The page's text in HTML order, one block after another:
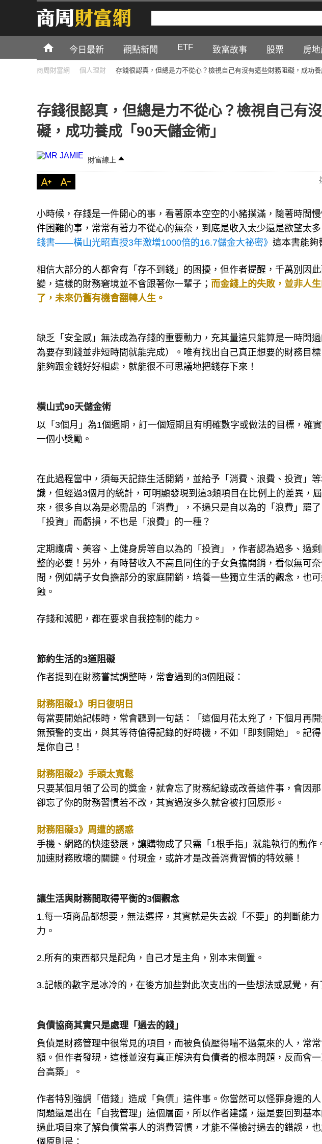
今日最新 觀點新聞 ETF 致富故事 股票 房地
商周財富網 個人理財 存錢很認真，但總是力不從心？檢視自己有沒有這些財務阻礙，成功養
存錢很認真，但總是力不從心？檢視自己有
礙，成功養成「90天儲金術」
財富線上
小時候，存錢是一件開心的事，看著原本空空的小豬撲滿，隨著時間
件困難的事，常常有著力不從心的無奈，到底是收入太少還是欲望太
錢書——橫山光昭直授3年激增1000倍的16.7儲金大祕密》 這本書能夠
相信大部分的人都會有「存不到錢」的困擾，但作者提醒，千萬別因
變，這樣的財務窘境並不會跟著你一輩子； 而金錢上的失敗，並非人
了，未來仍舊有機會翻轉人生。
缺乏「安全感」無法成為存錢的重要動力，充其量這只能算是一時閃
為要存到錢並非短時間就能完成）。唯有找出自己真正想要的財務目
能夠跟金錢好好相處，就能很不可思議地把錢存下來！
橫山式90天儲金術
以「3個月」為1個週期，訂一個短期且有明確數字或做法的目標，確
一個小獎勵。
在此過程當中，須每天記錄生活開銷，並給予「消費、浪費、投資」
識，但經過3個月的統計，可明顯發現到這3類項目在比例上的差異
來，很多自以為是必需品的「消費」，不過只是自以為的「浪費」罷
「投資」而虧損，不也是「浪費」的一種？
定期護膚、美容、上健身房等自以為的「投資」，作者認為過多、過
整的必要！另外，有時替收入不高且同住的子女負擔開銷，看似無可
間，例如請子女負擔部分的家庭開銷，培養一些獨立生活的觀念，也
蝕。
存錢和減肥，都在要求自我控制的能力。
節約生活的3道阻礙
作者提到在財務嘗試調整時，常會遇到的3個阻礙：
財務阻礙1》明日復明日
每當要開始記帳時，常會聽到一句話：「這個月花太兇了，下個月再
無預警的支出，與其等待值得記錄的好時機，不如「即刻開始」。記
是你自己！
財務阻礙2》手頭太寬鬆
只要某個月領了公司的獎金，就會忘了財務紀錄或改善這件事，會因
卻忘了你的財務習慣若不改，其實過沒多久就會被打回原形。
財務阻礙3》周遭的誘惑
手機、網路的快速發展，讓購物成了只需「1根手指」就能執行的動
加速財務敗壞的關鍵。付現金，或許才是改善消費習慣的特效藥！
讓生活與財務間取得平衡的3個觀念
1.每一項商品都想要，無法選擇，其實就是失去說「不要」的判斷能
力。
2.所有的東西都只是配角，自己才是主角，別本末倒置。
3.記帳的數字是冰冷的，在後方加些對此次支出的一些想法或感覺，
負債協商其實只是處理「過去的錢」
負債是財務管理中很常見的項目，而被負債壓得喘不過氣來的人，常
額。但作者發現，這樣並沒有真正解決有負債者的根本問題，反而會
台高築」。
作者特別強調「借錢」造成「負債」這件事。你當然可以怪罪身邊的
問題還是出在「自我管理」這個層面，所以作者建議，還是要回到
過此項目來了解負債當事人的消費習慣，才能不僅檢討過去的錯誤，
個原則是：